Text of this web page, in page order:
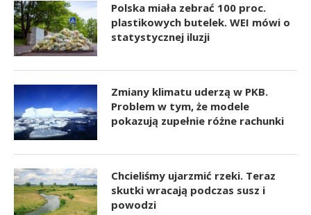
Polska miała zebrać 100 proc.
plastikowych butelek. WEI mówi o
statystycznej iluzji
Zmiany klimatu uderzą w PKB.
Problem w tym, że modele
pokazują zupełnie różne rachunki
Chcieliśmy ujarzmić rzeki. Teraz
skutki wracają podczas susz i
powodzi